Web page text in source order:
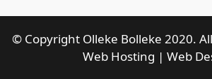
© Copyright Olleke Bolleke 2020.
Web Hosting | Web